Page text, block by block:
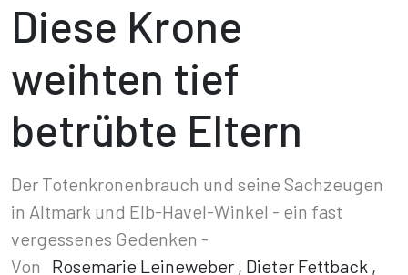
Diese Krone
weihten tief
betrübte Eltern
Der Totenkronenbrauch und seine Sachzeugen
in Altmark und Elb-Havel-Winkel - ein fast
vergessenes Gedenken -
Von
Rosemarie Leineweber , Dieter Fettback ,